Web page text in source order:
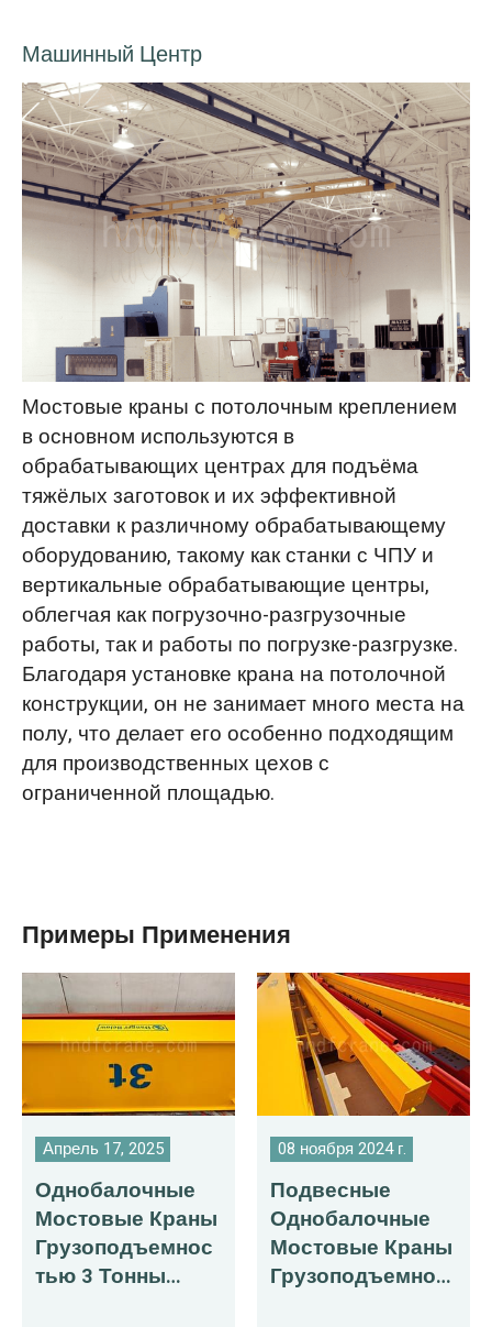
Машинный Центр
Мостовые краны с потолочным креплением
в основном используются в
обрабатывающих центрах для подъёма
тяжёлых заготовок и их эффективной
доставки к различному обрабатывающему
оборудованию, такому как станки с ЧПУ и
вертикальные обрабатывающие центры,
облегчая как погрузочно-разгрузочные
работы, так и работы по погрузке-разгрузке.
Благодаря установке крана на потолочной
конструкции, он не занимает много места на
полу, что делает его особенно подходящим
для производственных цехов с
ограниченной площадью.
Примеры Применения
Апрель 17, 2025
Однобалочные
Мостовые Краны
Грузоподъемнос
Тью 3 Тонны
08 ноября 2024 г.
Подвесные
Однобалочные
Мостовые Краны
Грузоподъемнос